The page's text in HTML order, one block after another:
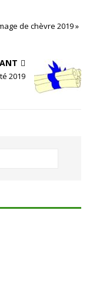
de chèvre 2019 »
2019